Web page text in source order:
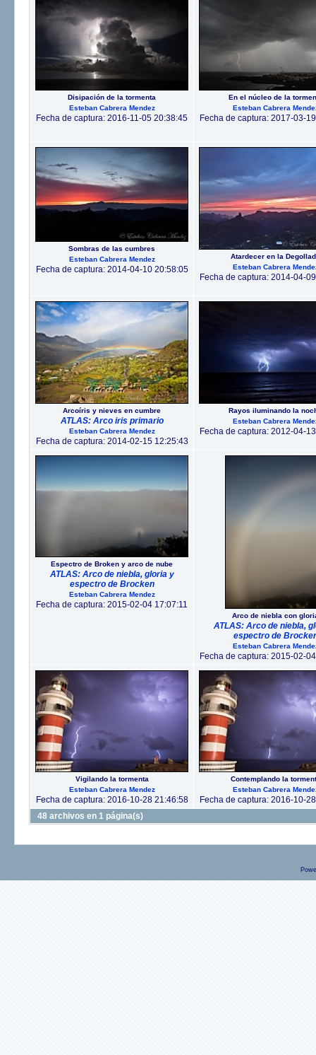
Disipación de la tormenta
Esteban Cabrera Mendez
Fecha de captura: 2016-11-05 20:38:45
En el núcleo de la
Esteban Cabrera
Fecha de captura: 2017-03-
Sombras de las cumbres
Esteban Cabrera Mendez
Fecha de captura: 2014-04-10 20:58:05
Atardecer en la
Esteban Cabrera
Fecha de captura: 2014-04-
Arcoíris y nieves en cumbre
ATLAS: Arco iris primario
Esteban Cabrera Mendez
Fecha de captura: 2014-02-15 12:25:43
Rayos iluminando la
Esteban Cabrera
Fecha de captura: 2012-04-
Espectro de Broken y arco de nube
ATLAS: Arco de niebla, gloria y
espectro de Brocken
Esteban Cabrera Mendez
Fecha de captura: 2015-02-04 17:07:11
Arco de niebla con
ATLAS: Arco de niebla,
espectro de
Esteban Cabrera
Fecha de captura: 2015-02-
Vigilando la tormenta
Esteban Cabrera Mendez
Fecha de captura: 2016-10-28 21:46:58
Contemplando la
Esteban Cabrera
Fecha de captura: 2016-10-
48 archivos en 1 página(s)